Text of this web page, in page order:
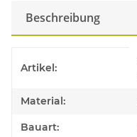
Beschreibung
Artikel:
Material:
Bauart: